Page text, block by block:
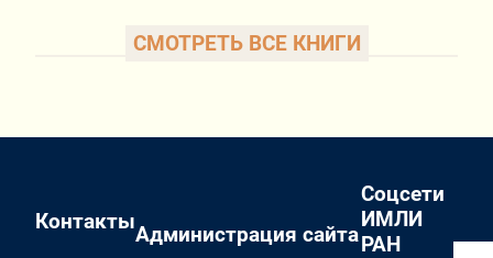
СМОТРЕТЬ ВСЕ КНИГИ
Контакты
Администрация сайта
Соцсети
ИМЛИ
РАН